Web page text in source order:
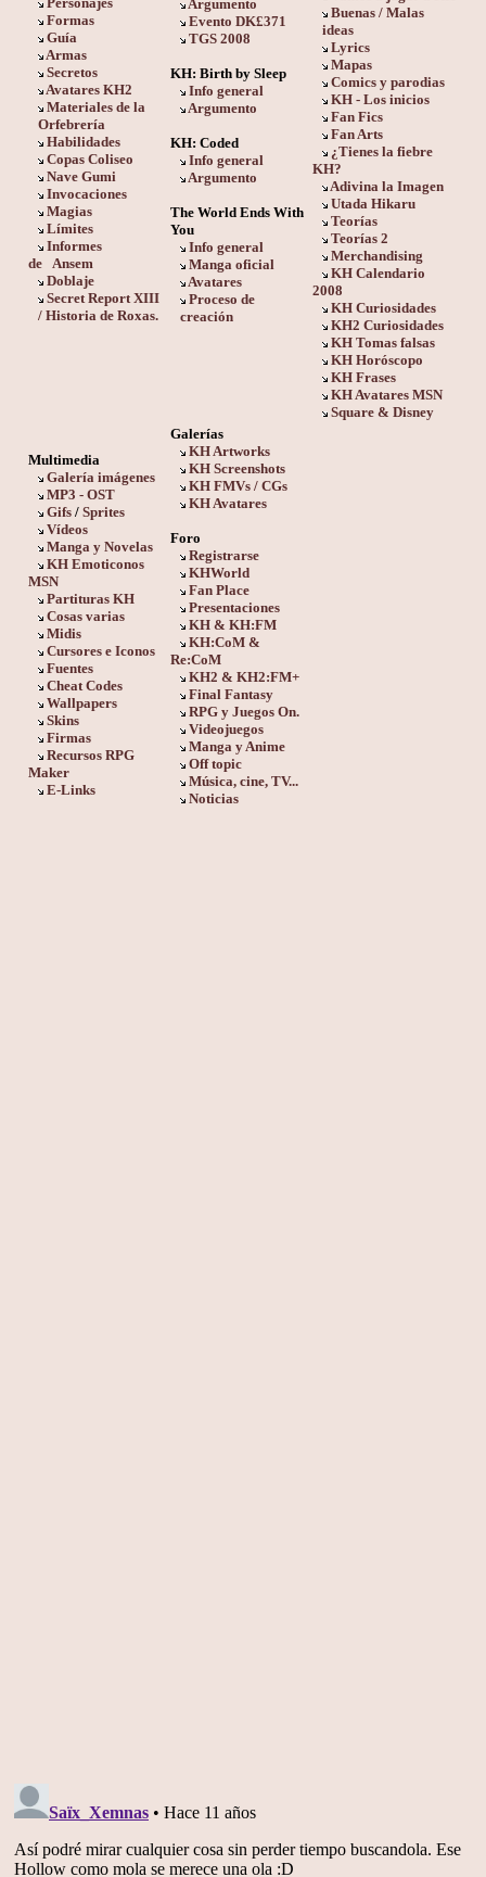
Formas
Guía
Armas
Secretos
Avatares KH2
Materiales de la
Orfebrería
Habilidades
Copas Coliseo
Nave Gumi
Invocaciones
Magias
Límites
Informes
deAnsem
Doblaje
Secret Report XIII
/ Historia de Roxas.
Argumento
Evento DK£371
TGS 2008
KH: Birth by Sleep
Info general
Argumento
KH: Coded
Info general
Argumento
The World Ends With
You
Info general
Manga oficial
Avatares
Proceso de
creación
Buenas / Malas
ideas
Lyrics
Mapas
Comics y parodias
KH - Los inicios
Fan Fics
Fan Arts
¿Tienes la fiebre
KH?
Adivina la Imagen
Utada Hikaru
Teorías
Teorías 2
Merchandising
KH Calendario
2008
KH Curiosidades
KH2 Curiosidades
KH Tomas falsas
KH Horóscopo
KH Frases
KH Avatares MSN
Square & Disney
Multimedia
Galería imágenes
MP3 - OST
Gifs / Sprites
Vídeos
Manga y Novelas
KH Emoticonos
MSN
Partituras KH
Cosas varias
Midis
Cursores e Iconos
Fuentes
Cheat Codes
Wallpapers
Skins
Firmas
Recursos RPG
Maker
E-Links
Galerías
KH Artworks
KH Screenshots
KH FMVs / CGs
KH Avatares
Foro
Registrarse
KHWorld
Fan Place
Presentaciones
KH & KH:FM
KH:CoM &
Re:CoM
KH2 & KH2:FM+
Final Fantasy
RPG y Juegos On.
Videojuegos
Manga y Anime
Off topic
Música, cine, TV...
Noticias